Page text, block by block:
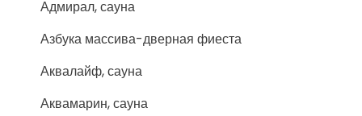
Адмирал, сауна
Азбука массива-дверная фиеста
Аквалайф, сауна
Аквамарин, сауна